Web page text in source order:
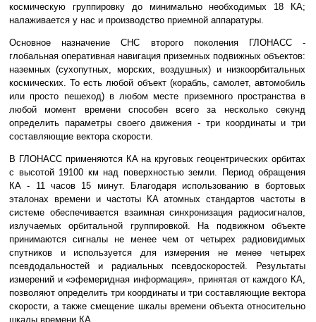
космическую группировку до минимально необходимых 18 КА;
налаживается у нас и производство приемной аппаратуры.
Основное назначение СНС второго поколения ГЛОНАСС -
глобальная оперативная навигация приземных подвижных объектов:
наземных (сухопутных, морских, воздушных) и низкоорбитальных
космических. То есть любой объект (корабль, самолет, автомобиль
или просто пешеход) в любом месте приземного пространства в
любой момент времени способен всего за несколько секунд
определить параметры своего движения - три координаты и три
составляющие вектора скорости.
В ГЛОНАСС применяются КА на круговых геоцентрических орбитах
с высотой 19100 км над поверхностью земли. Период обращения
КА - 11 часов 15 минут. Благодаря использованию в бортовых
эталонах времени и частоты КА атомных стандартов частоты в
системе обеспечивается взаимная синхронизация радиосигналов,
излучаемых орбитальной группировкой. На подвижном объекте
принимаются сигналы не менее чем от четырех радиовидимых
спутников и используется для измерения не менее четырех
псевдодальностей и радиальных псевдоскоростей. Результаты
измерений и «эфемеридная информация», принятая от каждого КА,
позволяют определить три координаты и три составляющие вектора
скорости, а также смещение шкалы времени объекта относительно
шкалы времени КА.